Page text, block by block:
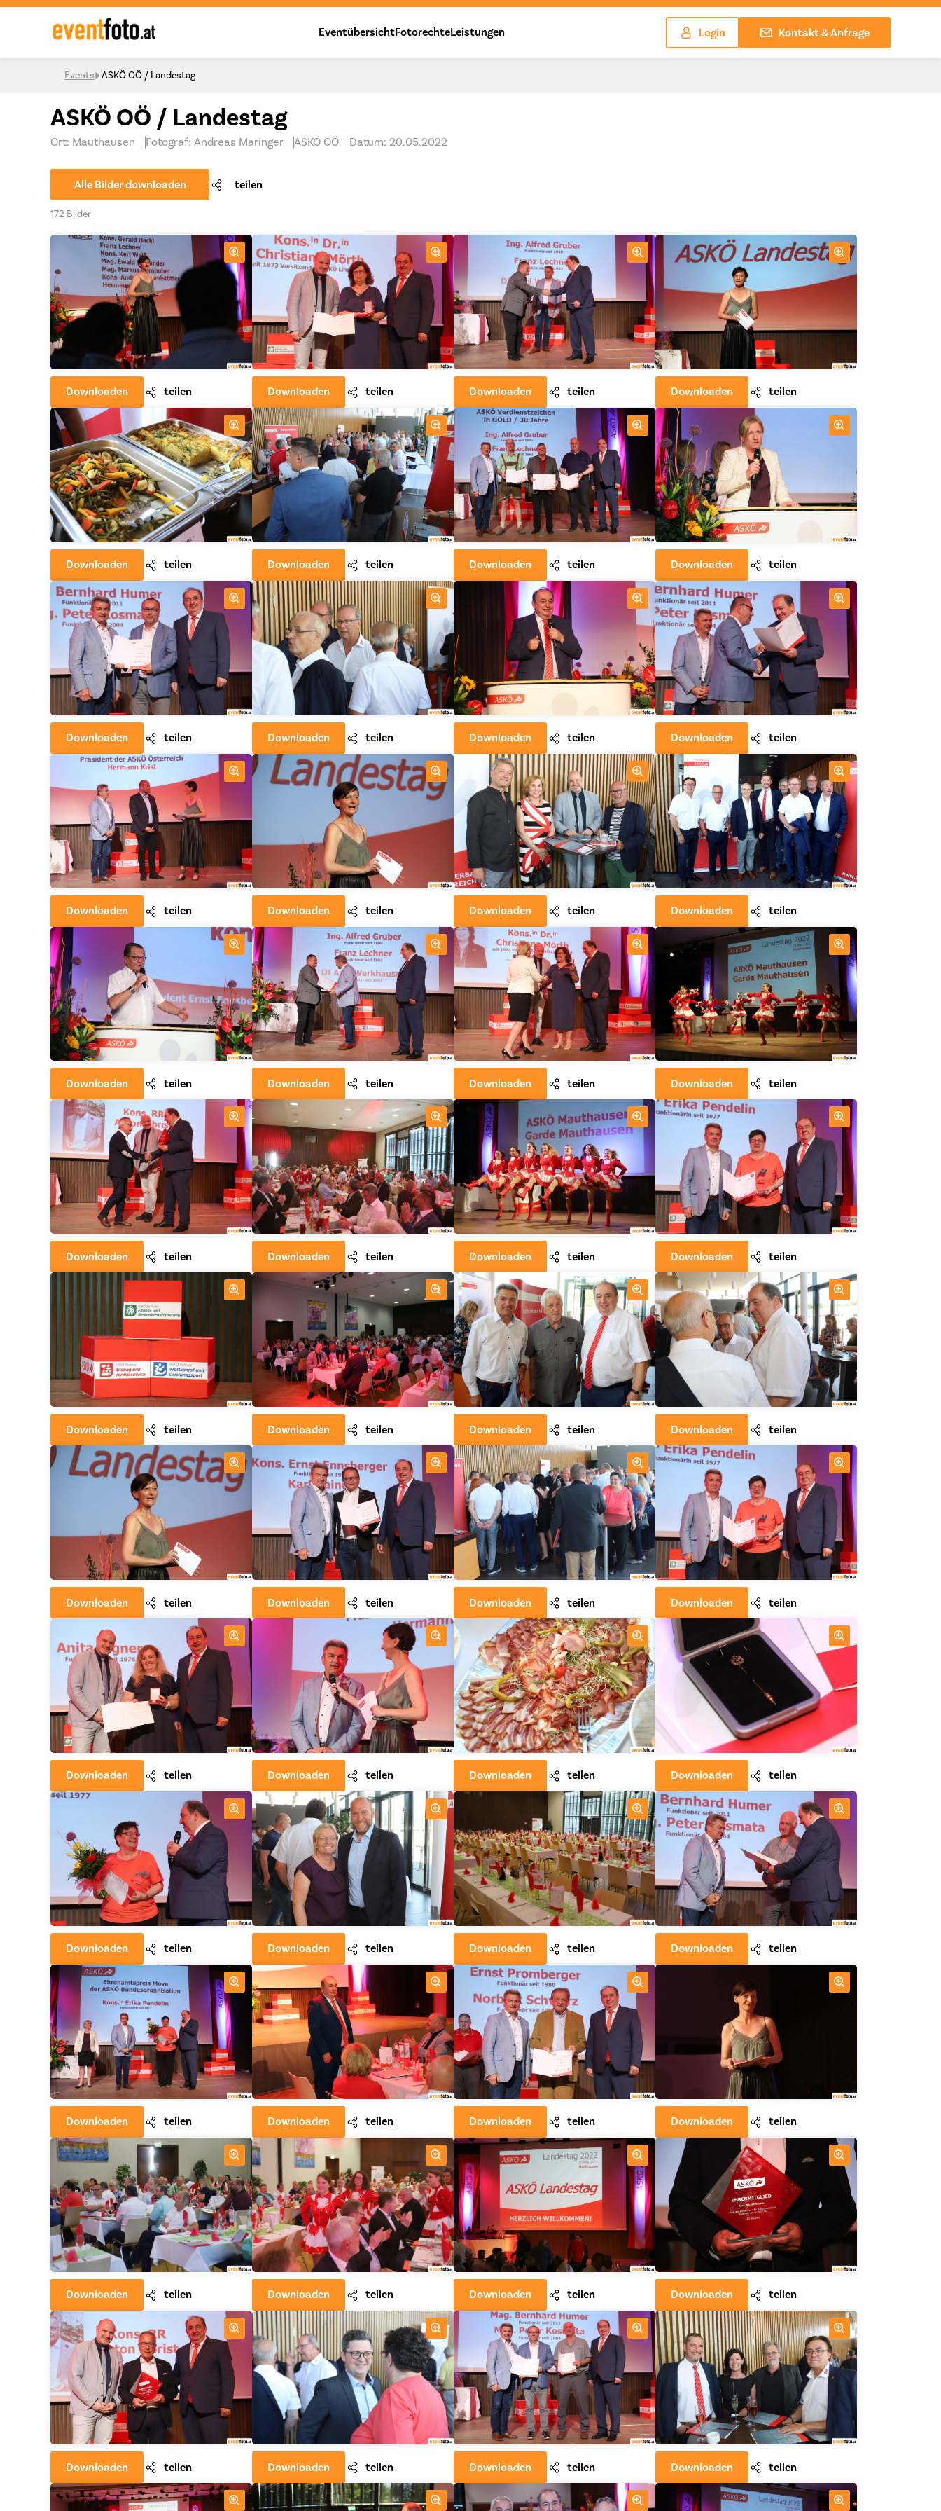
Skip to content
EventübersichtFotorechteLeistungen Login Kontakt & Anfrage
Events ASKÖ OÖ / Landestag
ASKÖ OÖ / Landestag
Ort: Mauthausen Fotograf: Andreas Maringer ASKÖ OÖ Datum: 20.05.2022
Alle Bilder downloaden teilen
172 Bilder
Downloaden teilen Downloaden teilen Downloaden teilen Downloaden teilen
Downloaden teilen Downloaden teilen Downloaden teilen Downloaden teilen
Downloaden teilen Downloaden teilen Downloaden teilen Downloaden teilen
Downloaden teilen Downloaden teilen Downloaden teilen Downloaden teilen
Downloaden teilen Downloaden teilen Downloaden teilen Downloaden teilen
Downloaden teilen Downloaden teilen Downloaden teilen Downloaden teilen
Downloaden teilen Downloaden teilen Downloaden teilen Downloaden teilen
Downloaden teilen Downloaden teilen Downloaden teilen Downloaden teilen
Downloaden teilen Downloaden teilen Downloaden teilen Downloaden teilen
Downloaden teilen Downloaden teilen Downloaden teilen Downloaden teilen
Downloaden teilen Downloaden teilen Downloaden teilen Downloaden teilen
Downloaden teilen Downloaden teilen Downloaden teilen Downloaden teilen
Downloaden teilen Downloaden teilen Downloaden teilen Downloaden teilen